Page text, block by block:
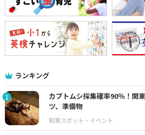
ランキング
1
カブトムシ採集確率90％！関
ツ、準備物